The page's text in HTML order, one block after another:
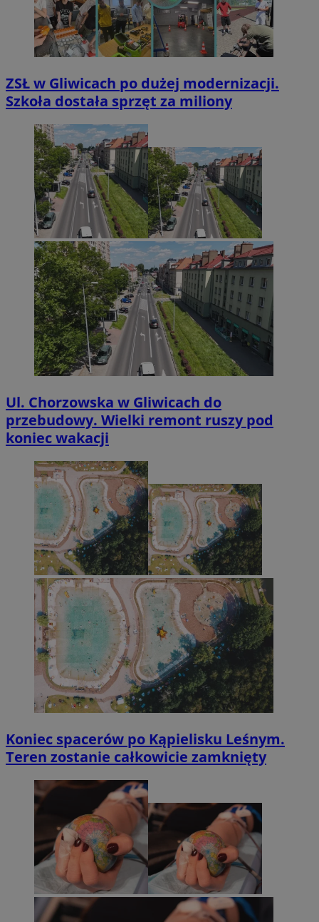
ZSŁ w Gliwicach po dużej modernizacji.
Szkoła dostała sprzęt za miliony
Ul. Chorzowska w Gliwicach do
przebudowy. Wielki remont ruszy pod
koniec wakacji
Koniec spacerów po Kąpielisku Leśnym.
Teren zostanie całkowicie zamknięty